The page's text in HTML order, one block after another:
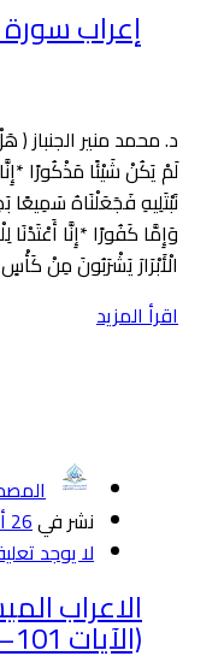
إعراب سورة
د. محمد منير الجنباز
لَمْ يَكُنْ شَيْئًا مَذْكُورًا
نَبْتَلِيهِ فَجَعَلْنَاهُ سَمِيعًا
وَإِمَّا كَفُورًا *إِنَّا
الْأَبْرَارَ يَشْرَبُونَ مِنْ
اقرأ المزيد
نشر في26 أكتوبر، 2021
لا يوجد
الاعراب
(الآيات 101– 105)